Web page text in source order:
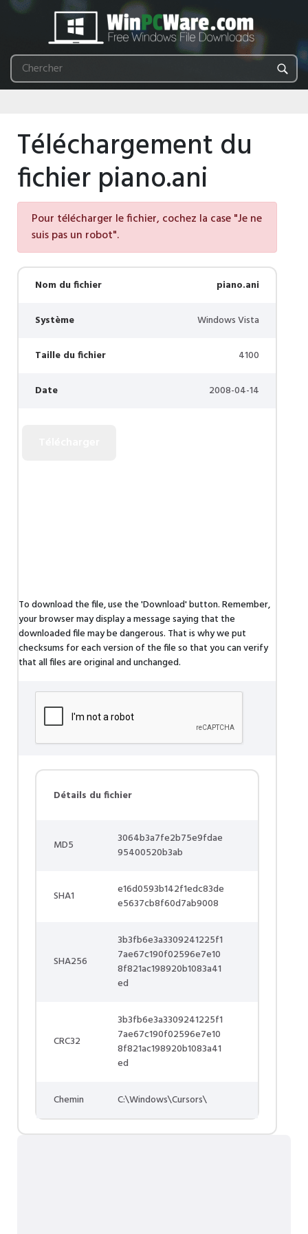
Téléchargement du
fichier piano.ani
Pour télécharger le fichier, cochez la case "Je ne
suis pas un robot".
Nom du fichier piano.ani
Système Windows Vista
Taille du fichier 4100
Date 2008-04-14
To download the file, use the 'Download' button. Remember,
your browser may display a message saying that the
downloaded file may be dangerous. That is why we put
checksums for each version of the file so that you can verify
that all files are original and unchanged.
Détails du fichier
MD5
3064b3a7fe2b75e9fdae
95400520b3ab
SHA1
e16d0593b142f1edc83de
e5637cb8f60d7ab9008
SHA256
3b3fb6e3a3309241225f1
7ae67c190f02596e7e10
8f821ac198920b1083a41
ed
CRC32
3b3fb6e3a3309241225f1
7ae67c190f02596e7e10
8f821ac198920b1083a41
ed
Chemin C:\Windows\Cursors\